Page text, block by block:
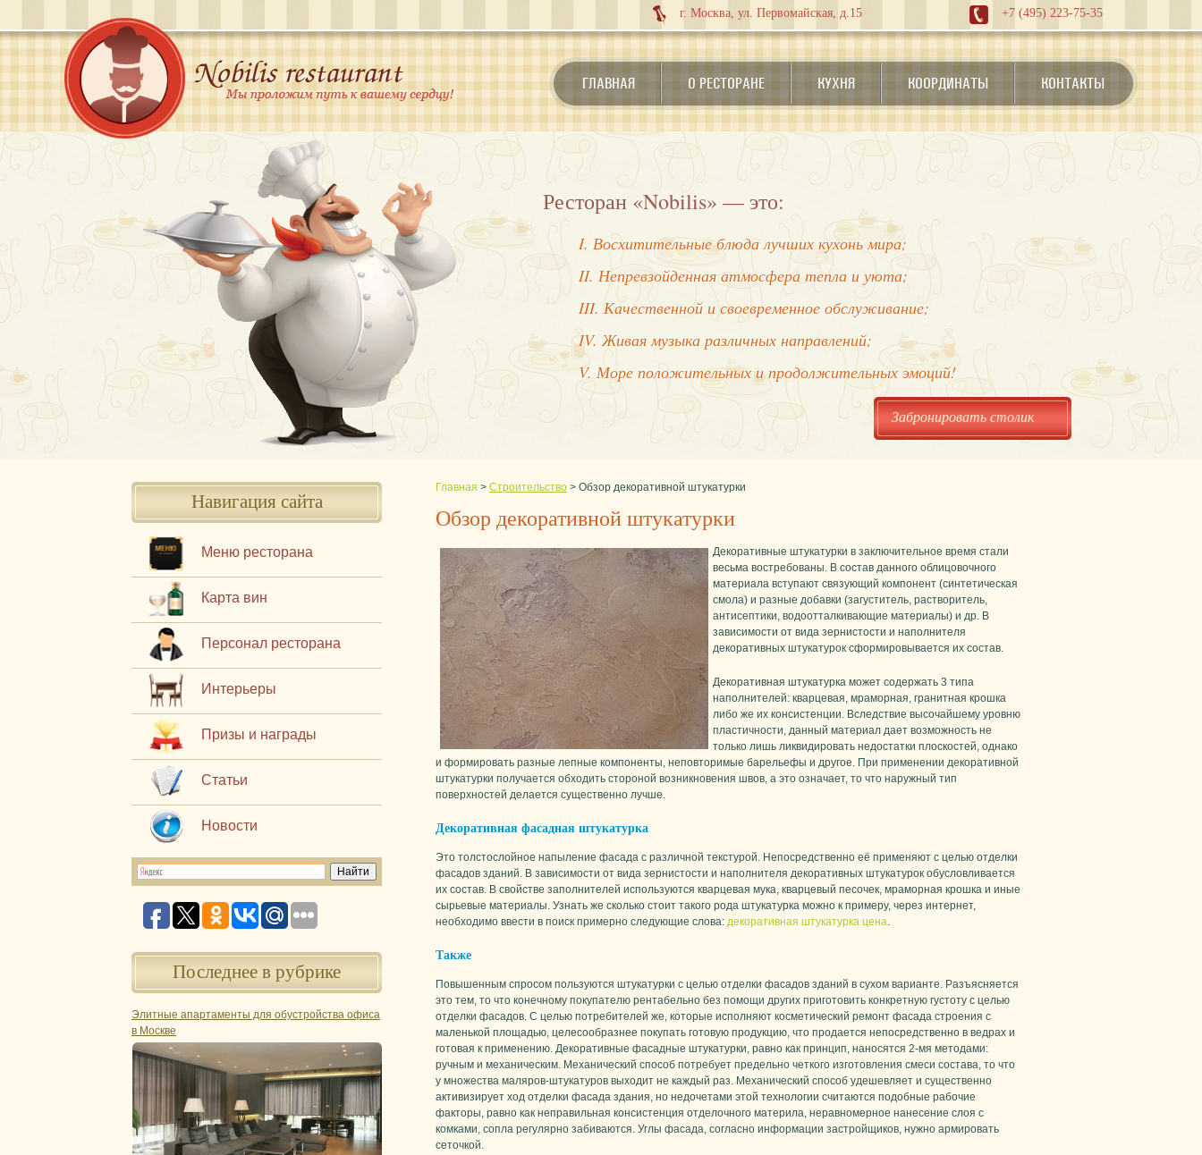
г. Москва, ул. Первомайская, д.15 +7 (495) 223-75-35
ГЛАВНАЯ О РЕСТОРАНЕ КУХНЯ КООРДИНАТЫ КОНТАКТЫ
Ресторан «Nobilis» — это:
I. Восхитительные блюда лучших кухонь мира;
II. Непревзойденная атмосфера тепла и уюта;
III. Качественной и своевременное обслуживание;
IV. Живая музыка различных направлений;
V. Море положительных и продолжительных эмоций!
Забронировать столик
Навигация сайта
Меню ресторана
Карта вин
Персонал ресторана
Интерьеры
Призы и награды
Статьи
Новости
Последнее в рубрике
Элитные апартаменты для обустройства офиса
в Москве
Главная > Строительство > Обзор декоративной штукатурки
Обзор декоративной штукатурки
Декоративные штукатурки в заключительное время стали
весьма востребованы. В состав данного облицовочного
материала вступают связующий компонент (синтетическая
смола) и разные добавки (загуститель, растворитель,
антисептики, водоотталкивающие материалы) и др. В
зависимости от вида зернистости и наполнителя
декоративных штукатурок сформировывается их состав.
Декоративная штукатурка может содержать 3 типа
наполнителей: кварцевая, мраморная, гранитная крошка
либо же их консистенции. Вследствие высочайшему уровню
пластичности, данный материал дает возможность не
только лишь ликвидировать недостатки плоскостей, однако
и формировать разные лепные компоненты, неповторимые барельефы и другое. При применении декоративной
штукатурки получается обходить стороной возникновения швов, а это означает, то что наружный тип
поверхностей делается существенно лучше.
Декоративная фасадная штукатурка
Это толстослойное напыление фасада с различной текстурой. Непосредственно её применяют с целью отделки
фасадов зданий. В зависимости от вида зернистости и наполнителя декоративных штукатурок обусловливается
их состав. В свойстве заполнителей используются кварцевая мука, кварцевый песочек, мраморная крошка и иные
сырьевые материалы. Узнать же сколько стоит такого рода штукатурка можно к примеру, через интернет,
необходимо ввести в поиск примерно следующие слова: декоративная штукатурка цена.
Также
Повышенным спросом пользуются штукатурки с целью отделки фасадов зданий в сухом варианте. Разъясняется
это тем, то что конечному покупателю рентабельно без помощи других приготовить конкретную густоту с целью
отделки фасадов. С целью потребителей же, которые исполняют косметический ремонт фасада строения с
маленькой площадью, целесообразнее покупать готовую продукцию, что продается непосредственно в ведрах и
готовая к применению. Декоративные фасадные штукатурки, равно как принцип, наносятся 2-мя методами:
ручным и механическим. Механический способ потребует предельно четкого изготовления смеси состава, то что
у множества маляров-штукатуров выходит не каждый раз. Механический способ удешевляет и существенно
активизирует ход отделки фасада здания, но недочетами этой технологии считаются подобные рабочие
факторы, равно как неправильная консистенция отделочного материла, неравномерное нанесение слоя с
комками, сопла регулярно забиваются. Углы фасада, согласно информации застройщиков, нужно армировать
сеточкой.